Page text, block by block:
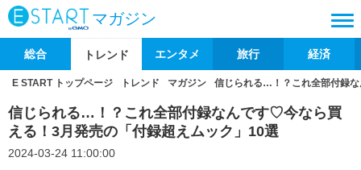
マガジン
総合 トレンド エンタメ 旅行 経済
E START トップページ トレンド マガジン 信じられる…！？これ全部付録
信じられる…！？これ全部付録なんです♡今なら買
える！3月発売の「付録超えムック」10選
2024-03-24 11:00:00